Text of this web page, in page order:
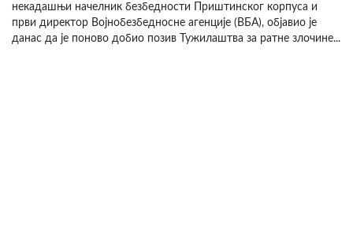
некадашњи начелник безбедности Приштинског корпуса и
први директор Војнобезбедносне агенције (ВБА), објавио је
данас да је поново добио позив Тужилаштва за ратне злочине...